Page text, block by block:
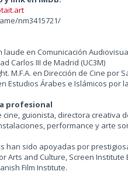
nm3415721/
laude en Comunicación
Carlos III de Madrid (UC3M)
M.F.A. en Dirección de Cine por
Estudios Árabes e Islámicos por
profesional
cine, guionista, directora creativa
performance y arte
han sido apoyadas por
Arts and Culture, Screen Institute
Film Institute.